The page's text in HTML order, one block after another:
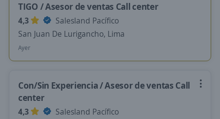
TIGO / Asesor de ventas Call center
4,3
Salesland Pacífico
San Juan De Lurigancho, Lima
Ayer
Con/Sin Experiencia / Asesor de ventas Call
center
4,3
Salesland Pacífico